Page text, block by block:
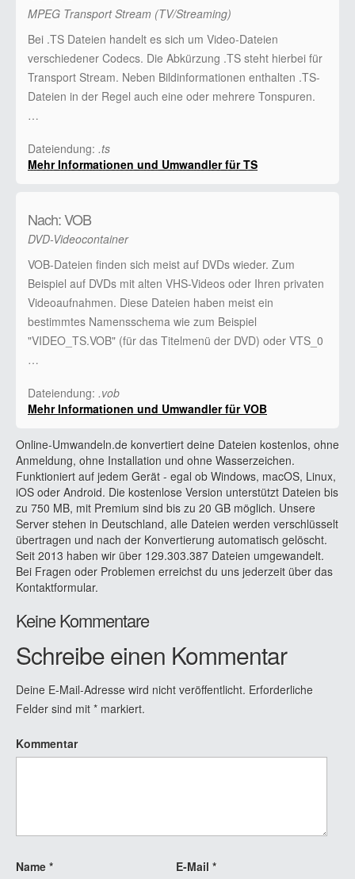
MPEG Transport Stream (TV/Streaming)
Bei .TS Dateien handelt es sich um Video-Dateien
verschiedener Codecs. Die Abkürzung .TS steht hierbei für
Transport Stream. Neben Bildinformationen enthalten .TS-
Dateien in der Regel auch eine oder mehrere Tonspuren.
…
Dateiendung: .ts
Mehr Informationen und Umwandler für TS
Nach: VOB
DVD-Videocontainer
VOB-Dateien finden sich meist auf DVDs wieder. Zum
Beispiel auf DVDs mit alten VHS-Videos oder Ihren privaten
Videoaufnahmen. Diese Dateien haben meist ein
bestimmtes Namensschema wie zum Beispiel
"VIDEO_TS.VOB" (für das Titelmenü der DVD) oder VTS_0
…
Dateiendung: .vob
Mehr Informationen und Umwandler für VOB
Online-Umwandeln.de konvertiert deine Dateien kostenlos, ohne
Anmeldung, ohne Installation und ohne Wasserzeichen.
Funktioniert auf jedem Gerät - egal ob Windows, macOS, Linux,
iOS oder Android. Die kostenlose Version unterstützt Dateien bis
zu 750 MB, mit Premium sind bis zu 20 GB möglich. Unsere
Server stehen in Deutschland, alle Dateien werden verschlüsselt
übertragen und nach der Konvertierung automatisch gelöscht.
Seit 2013 haben wir über 129.303.387 Dateien umgewandelt.
Bei Fragen oder Problemen erreichst du uns jederzeit über das
Kontaktformular.
Keine Kommentare
Schreibe einen Kommentar
Deine E-Mail-Adresse wird nicht veröffentlicht. Erforderliche
Felder sind mit * markiert.
Kommentar
Name * E-Mail *